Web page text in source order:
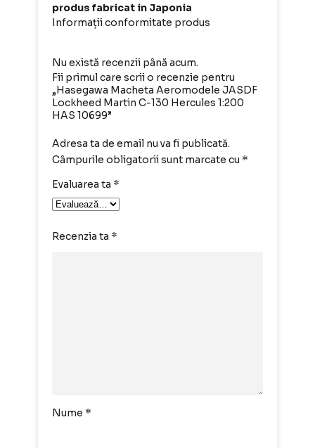
produs fabricat in Japonia
Informații conformitate produs
Nu există recenzii până acum.
Fii primul care scrii o recenzie pentru
„Hasegawa Macheta Aeromodele JASDF
Lockheed Martin C-130 Hercules 1:200
HAS 10699”
Adresa ta de email nu va fi publicată.
Câmpurile obligatorii sunt marcate cu *
Evaluarea ta *
Recenzia ta *
Nume *